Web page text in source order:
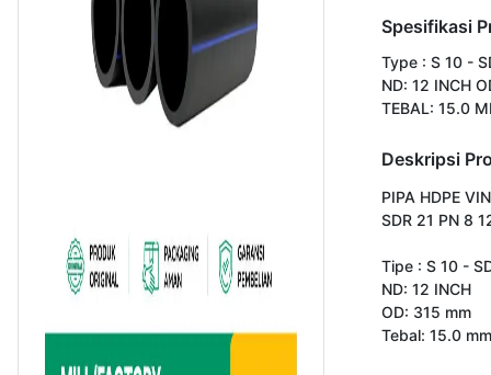
Spesifikasi
Type : S 10 -
ND: 12 INCH
TEBAL: 15.0
Deskripsi
PIPA HDPE
SDR 21 PN 8
Tipe : S 10 -
ND: 12 INCH
OD: 315 mm
Tebal: 15.0 mm